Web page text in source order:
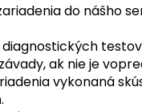
do nášho
ak nie je
vykonaná